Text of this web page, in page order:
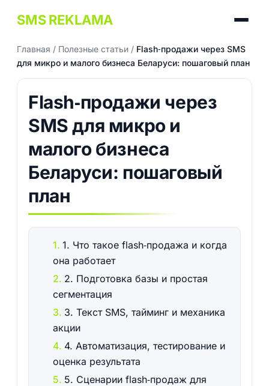
SMS REKLAMA
Главная / Полезные статьи/ Flash‑продажи через SMS
для микро и малого бизнеса Беларуси: пошаговый план
Flash‑продажи через
SMS для микро и
малого бизнеса
Беларуси: пошаговый
план
1. Что такое flash‑продажа и когда
она работает
2. Подготовка базы и простая
сегментация
3. Текст SMS, тайминг и механика
акции
4. Автоматизация, тестирование и
оценка результата
5. Сценарии flash‑продаж для